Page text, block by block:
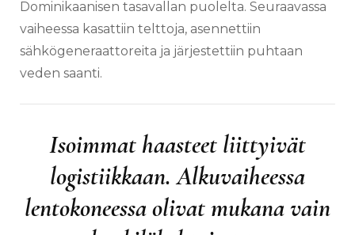
Dominikaanisen tasavallan puolelta. Seuraavassa
vaiheessa kasattiin telttoja, asennettiin
sähkögeneraattoreita ja järjestettiin puhtaan
veden saanti.
Isoimmat haasteet liittyivät
logistiikkaan. Alkuvaiheessa
lentokoneessa olivat mukana vain